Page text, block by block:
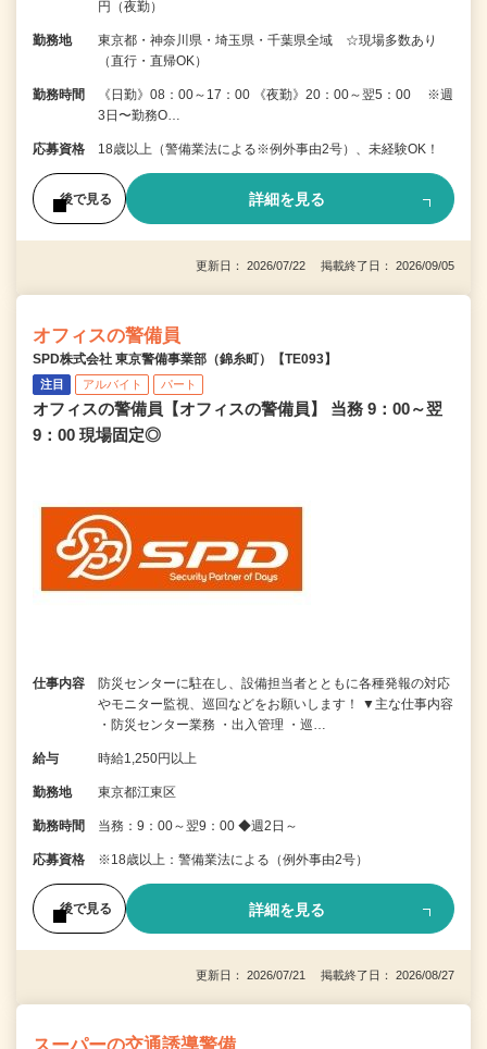
円（夜勤）
勤務地
東京都・神奈川県・埼玉県・千葉県全域 ☆現場多数あり
（直行・直帰OK）
勤務時間
《日勤》08：00～17：00 《夜勤》20：00～翌5：00 ※週
3日〜勤務O…
応募資格 18歳以上（警備業法による※例外事由2号）、未経験OK！
後で見る 詳細を見る
更新日： 2026/07/22 掲載終了日： 2026/09/05
オフィスの警備員
SPD株式会社 東京警備事業部（錦糸町）【TE093】
注目 アルバイト パート
オフィスの警備員【オフィスの警備員】 当務 9：00～翌
9：00 現場固定◎
仕事内容
防災センターに駐在し、設備担当者とともに各種発報の対応
やモニター監視、巡回などをお願いします！ ▼主な仕事内容
・防災センター業務 ・出入管理 ・巡…
給与 時給1,250円以上
勤務地 東京都江東区
勤務時間 当務：9：00～翌9：00 ◆週2日～
応募資格 ※18歳以上：警備業法による（例外事由2号）
後で見る 詳細を見る
更新日： 2026/07/21 掲載終了日： 2026/08/27